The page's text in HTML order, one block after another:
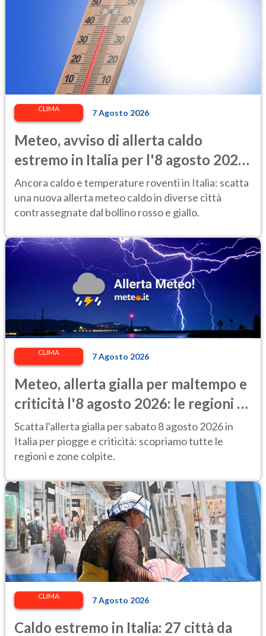
CLIMA 7 Agosto 2026
Meteo, avviso di allerta caldo
estremo in Italia per l'8 agosto 2026:
le città a rischio per il Ministero della
Salute
Ancora caldo e temperature roventi in Italia: scatta
una nuova allerta meteo caldo in diverse città
contrassegnate dal bollino rosso e giallo.
CLIMA 7 Agosto 2026
Meteo, allerta gialla per maltempo e
criticità l'8 agosto 2026: le regioni a
rischio
Scatta l'allerta gialla per sabato 8 agosto 2026 in
Italia per piogge e criticità: scopriamo tutte le
regioni e zone colpite.
CLIMA 7 Agosto 2026
Caldo estremo in Italia: 27 città da